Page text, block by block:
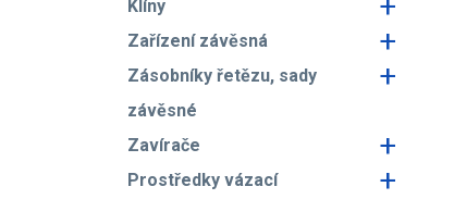
Klíny
Zařízení závěsná +
Zásobníky řetězu, sady
závěsné
+
Zavírače +
Prostředky vázací +